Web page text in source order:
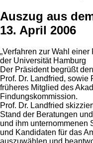
Auszug aus
13. April 2006
„Verfahren zur Wahl
der Universität Hamburg
Der Präsident begrüßt
Prof. Dr. Landfried, sowie
früheres Mitglied des
Findungskommission.
Prof. Dr. Landfried
Stand der Beratungen
und ihm unternommenen
und Kandidaten für das
auszuwählen und